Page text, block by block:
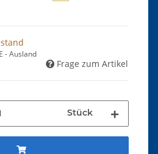
- Ausland
Frage zum Artikel
Stück